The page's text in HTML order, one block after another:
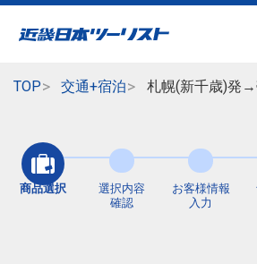
TOP 交通+宿泊 札幌(新千歳)発→
商品選択
選択内容
確認
お客様情報
入力